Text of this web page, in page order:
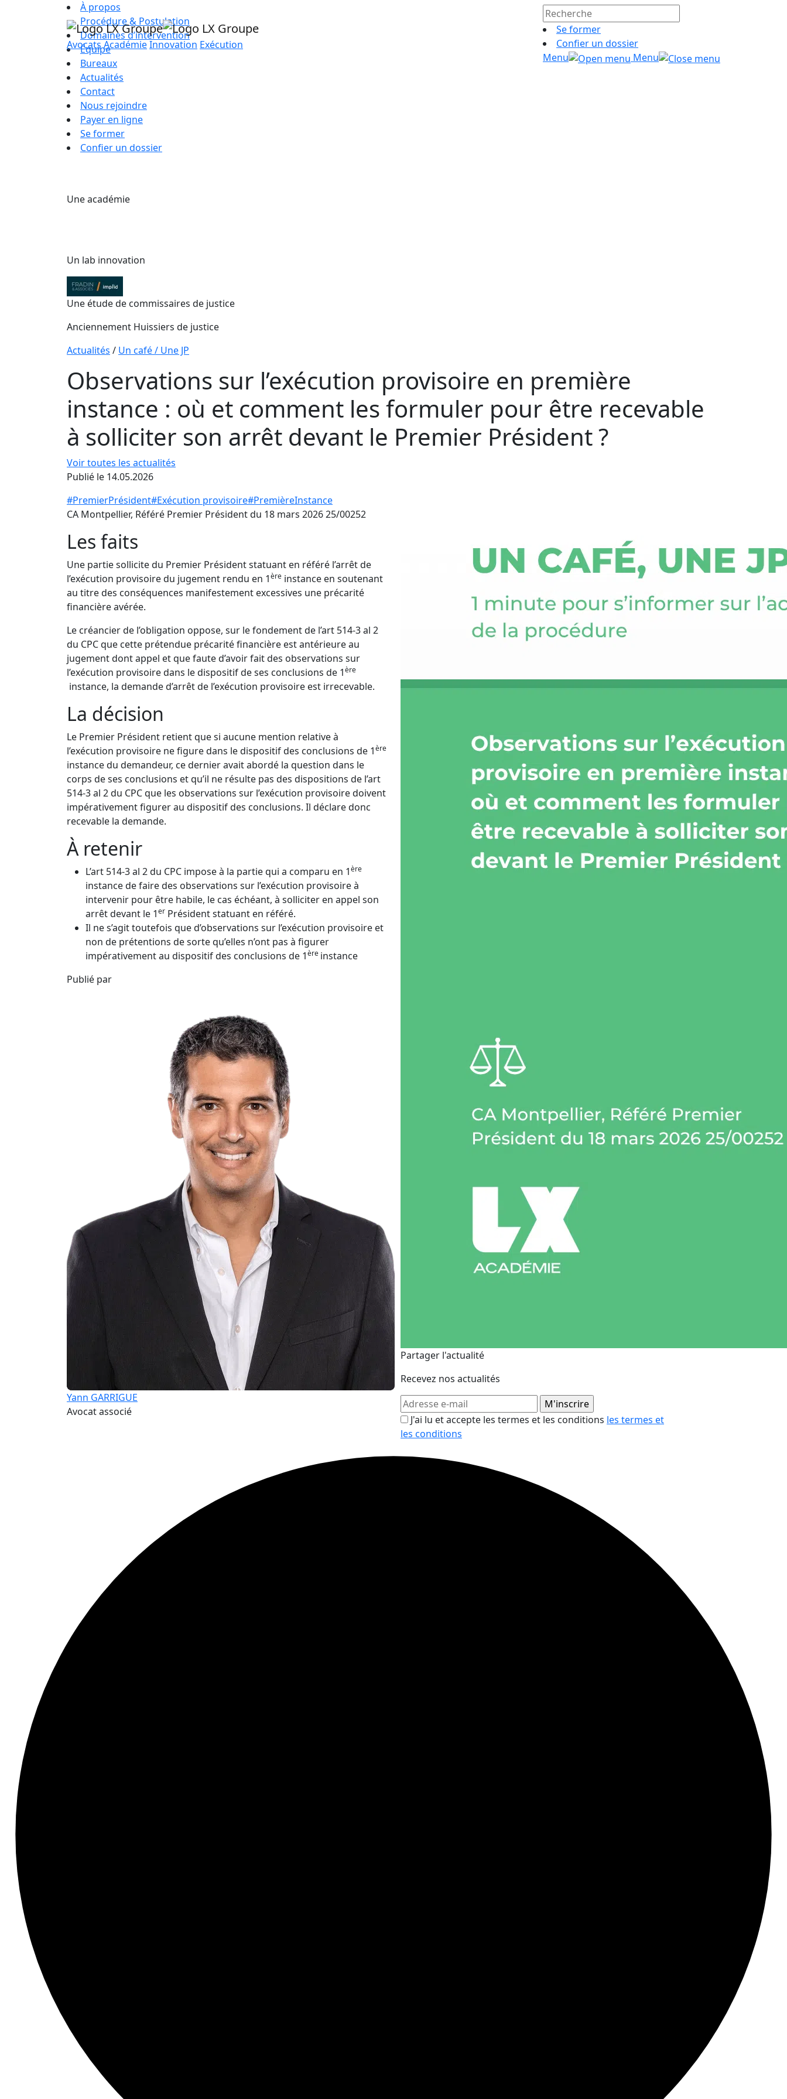
AvocatsAcadémieInnovation Exécution
Se former
Confier un dossier
Menu
Menu
À propos
Procédure & Postulation
Domaines d’intervention
Équipe
Bureaux
Actualités
Contact
Nous rejoindre
Payer en ligne
Se former
Confier un dossier
Une académie
Un lab innovation
Une étude de commissaires de justice
Anciennement Huissiers de justice
Actualités / Un café / Une JP
Observations sur l’exécution provisoire en première
instance : où et comment les formuler pour être recevable
à solliciter son arrêt devant le Premier Président ?
Voir toutes les actualités
Publié le 14.05.2026
#PremierPrésident#Exécution provisoire#PremièreInstance
CA Montpellier, Référé Premier Président du 18 mars 2026 25/00252
Les faits
Une partie sollicite du Premier Président statuant en référé l’arrêt de
l’exécution provisoire du jugement rendu en 1ère instance en soutenant
au titre des conséquences manifestement excessives une précarité
financière avérée.
Le créancier de l’obligation oppose, sur le fondement de l’art 514-3 al 2
du CPC que cette prétendue précarité financière est antérieure au
jugement dont appel et que faute d’avoir fait des observations sur
l’exécution provisoire dans le dispositif de ses conclusions de 1ère
instance, la demande d’arrêt de l’exécution provisoire est irrecevable.
La décision
Le Premier Président retient que si aucune mention relative à
l’exécution provisoire ne figure dans le dispositif des conclusions de 1ère
instance du demandeur, ce dernier avait abordé la question dans le
corps de ses conclusions et qu’il ne résulte pas des dispositions de l’art
514-3 al 2 du CPC que les observations sur l’exécution provisoire doivent
impérativement figurer au dispositif des conclusions. Il déclare donc
recevable la demande.
À retenir
L’art 514-3 al 2 du CPC impose à la partie qui a comparu en 1ère
instance de faire des observations sur l’exécution provisoire à
intervenir pour être habile, le cas échéant, à solliciter en appel son
arrêt devant le 1er Président statuant en référé.
Il ne s’agit toutefois que d’observations sur l’exécution provisoire et
non de prétentions de sorte qu’elles n’ont pas à figurer
impérativement au dispositif des conclusions de 1ère instance
Publié par
Yann GARRIGUE
Avocat associé
Partager l'actualité
Recevez nos actualités
J'ai lu et accepte les termes et les conditions les termes et
les conditions